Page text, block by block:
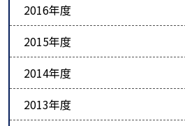
2016年度
2015年度
2014年度
2013年度